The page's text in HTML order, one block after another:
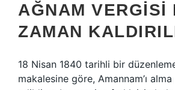
AĞNAM VERGISI
ZAMAN
18 Nisan 1840 tarihli bir
makalesine göre, Amannam’ı